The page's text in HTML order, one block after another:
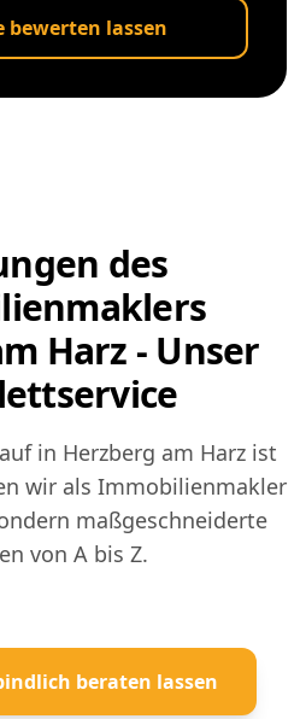
lassen
des
Harz - Unser
in Herzberg am Harz ist
wir als Immobilienmakler
maßgeschneiderte
von A bis Z.
beraten lassen